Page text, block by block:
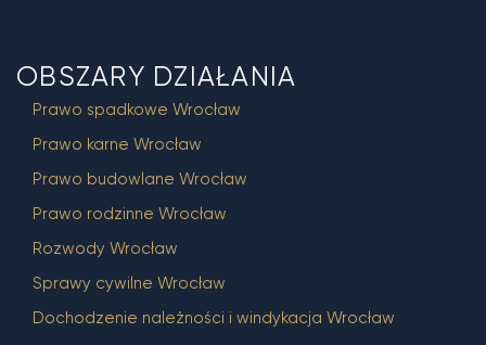
OBSZARY DZIAŁANIA
Prawo spadkowe Wrocław
Prawo karne Wrocław
Prawo budowlane Wrocław
Prawo rodzinne Wrocław
Rozwody Wrocław
Sprawy cywilne Wrocław
Dochodzenie należności i windykacja Wrocław